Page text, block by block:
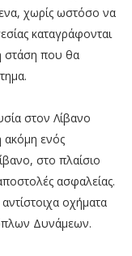
χωρίς ωστόσο να
καταγράφονται
στάση που θα
στον Λίβανο
ακόμη ενός
στο πλαίσιο
ασφαλείας.
οχήματα
Δυνάμεων.